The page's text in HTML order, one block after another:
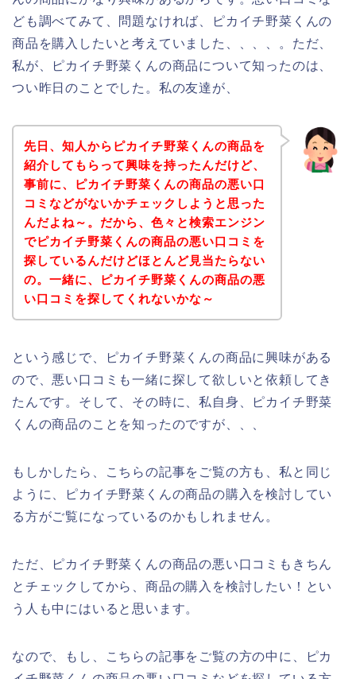
ども調べてみて、問題なければ、ピカイチ野菜くんの
商品を購入したいと考えていました、、、、。ただ、
私が、ピカイチ野菜くんの商品について知ったのは、
つい昨日のことでした。私の友達が、
先日、知人からピカイチ野菜くんの商品を
紹介してもらって興味を持ったんだけど、
事前に、ピカイチ野菜くんの商品の悪い口
コミなどがないかチェックしようと思った
んだよね～。だから、色々と検索エンジン
でピカイチ野菜くんの商品の悪い口コミを
探しているんだけどほとんど見当たらない
の。一緒に、ピカイチ野菜くんの商品の悪
い口コミを探してくれないかな～
という感じで、ピカイチ野菜くんの商品に興味がある
ので、悪い口コミも一緒に探して欲しいと依頼してき
たんです。そして、その時に、私自身、ピカイチ野菜
くんの商品のことを知ったのですが、、、
もしかしたら、こちらの記事をご覧の方も、私と同じ
ように、ピカイチ野菜くんの商品の購入を検討してい
る方がご覧になっているのかもしれません。
ただ、ピカイチ野菜くんの商品の悪い口コミもきちん
とチェックしてから、商品の購入を検討したい！とい
う人も中にはいると思います。
なので、もし、こちらの記事をご覧の方の中に、ピカ